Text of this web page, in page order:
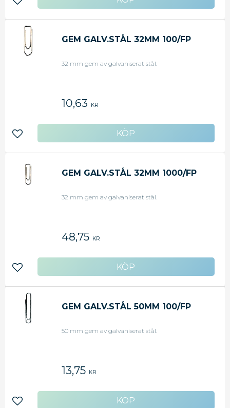
Lägg till i favoriter
GEM GALV.STÅL 32MM 100/FP
32 mm gem av galvaniserat stål.
10,63 KR
Lägg till i favoriter
GEM GALV.STÅL 32MM 1000/FP
32 mm gem av galvaniserat stål.
48,75 KR
Lägg till i favoriter
GEM GALV.STÅL 50MM 100/FP
50 mm gem av galvaniserat stål.
13,75 KR